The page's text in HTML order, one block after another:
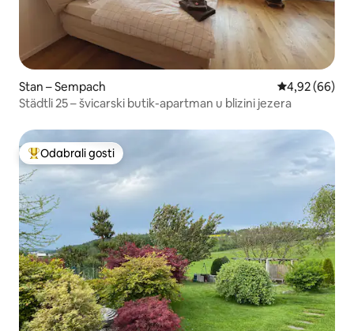
Stan – Sempach Prosječna
4,92 (66)
Städtli 25 – švicarski butik-apartman u blizini jezera
Među najviše rangiranima s oznakom „Odabrali gosti”
Odabrali gosti